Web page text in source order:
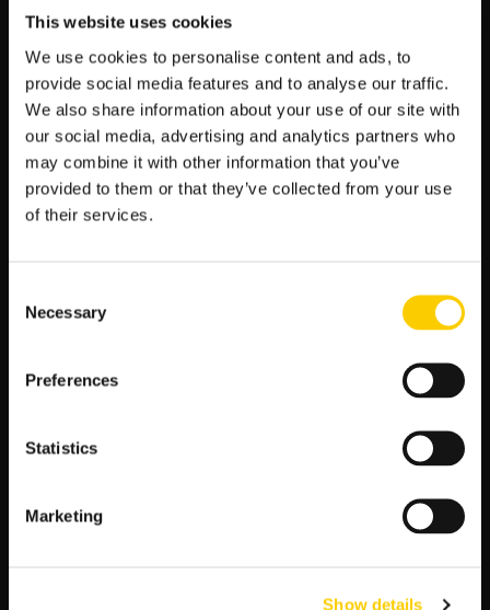
This website uses cookies
We use cookies to personalise content and ads, to
provide social media features and to analyse our traffic.
We also share information about your use of our site with
our social media, advertising and analytics partners who
may combine it with other information that you’ve
provided to them or that they’ve collected from your use
of their services.
Selection
Necessary
Preferences
Statistics
Marketing
Show details
w nadchodzącym meczu.
stadionie Sunderland, co zazwyczaj stanowi duży
plus dla gospodarzy. Wsparcie wiernych kibiców
często dodaje drużynie dodatkowej motywacji do
walki o zwycięstwo.
Siła ofensywna:Drużyna Sunderland wyróżnia się
agresywną grą ofensywną. Ich zdolność do
kontrolowania piłki i umiejętność tworzenia sytuacji
Sunderland ma przewagę nad swoim przeciwnikiem,
Kategoria
Kurs
Stoke
City
– 4.00